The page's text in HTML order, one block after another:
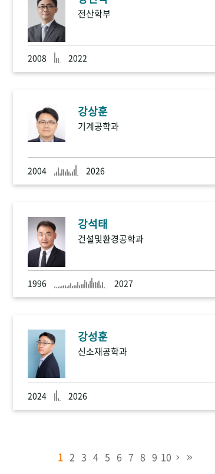
전산학부
2008 2022
강상훈
기계공학과
2004 2026
강석태
건설및환경공학과
1996 2027
강성훈
신소재공학과
2024 2026
1 2 3 4 5 6 7 8 9 10